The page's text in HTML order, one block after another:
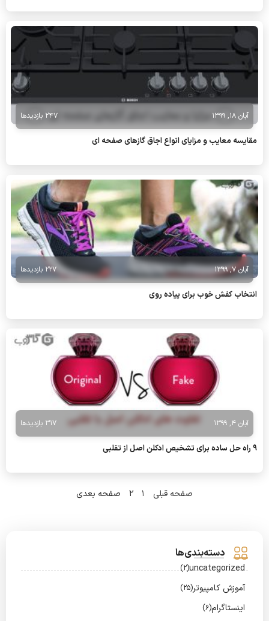
آبان 18, 1399 247 بازدیدها
مقایسه معایب و مزایای انواع اجاق گازهای صفحه ای
آبان 7, 1399 227 بازدیدها
انتخاب کفش خوب برای پیاده روی
آبان 4, 1399 317 بازدیدها
9 راه حل ساده برای تشخیص ادکلن اصل از تقلبی
صفحه قبلی 1
2 صفحه بعدی
دسته‌بندی‌ها
uncategorized
(2)
آموزش کامپیوتر(25)
اینستاگرام(6)